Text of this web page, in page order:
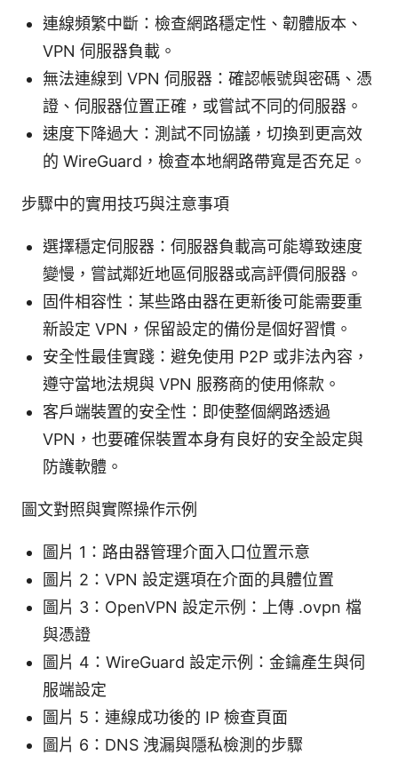
連線頻繁中斷：檢查網路穩定性、韌體版本、
VPN 伺服器負載。
無法連線到 VPN 伺服器：確認帳號與密碼、憑
證、伺服器位置正確，或嘗試不同的伺服器。
速度下降過大：測試不同協議，切換到更高效
的 WireGuard，檢查本地網路帶寬是否充足。
步驟中的實用技巧與注意事項
選擇穩定伺服器：伺服器負載高可能導致速度
變慢，嘗試鄰近地區伺服器或高評價伺服器。
固件相容性：某些路由器在更新後可能需要重
新設定 VPN，保留設定的備份是個好習慣。
安全性最佳實踐：避免使用 P2P 或非法內容，
遵守當地法規與 VPN 服務商的使用條款。
客戶端裝置的安全性：即使整個網路透過
VPN，也要確保裝置本身有良好的安全設定與
防護軟體。
圖文對照與實際操作示例
圖片 1：路由器管理介面入口位置示意
圖片 2：VPN 設定選項在介面的具體位置
圖片 3：OpenVPN 設定示例：上傳 .ovpn 檔
與憑證
圖片 4：WireGuard 設定示例：金鑰產生與伺
服端設定
圖片 5：連線成功後的 IP 檢查頁面
圖片 6：DNS 洩漏與隱私檢測的步驟